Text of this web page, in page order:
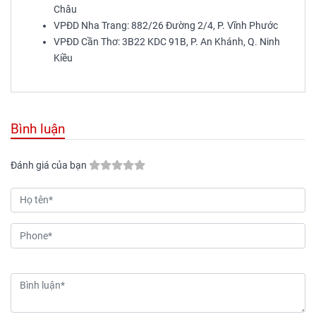
Châu
VPĐD Nha Trang: 882/26 Đường 2/4, P. Vĩnh Phước
VPĐD Cần Thơ: 3B22 KDC 91B, P. An Khánh, Q. Ninh
Kiều
Bình luận
Đánh giá của bạn